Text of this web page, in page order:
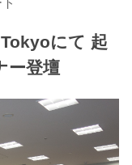
にて 起
ー登壇